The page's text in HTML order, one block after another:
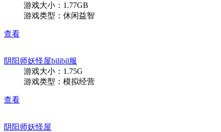
游戏大小：1.77GB
游戏类型：休闲益智
查看
阴阳师妖怪屋bilibil服
游戏大小：1.75G
游戏类型：模拟经营
查看
阴阳师妖怪屋